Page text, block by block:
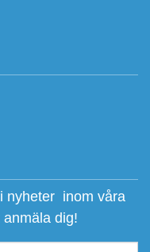
nyheter inom våra
dig!